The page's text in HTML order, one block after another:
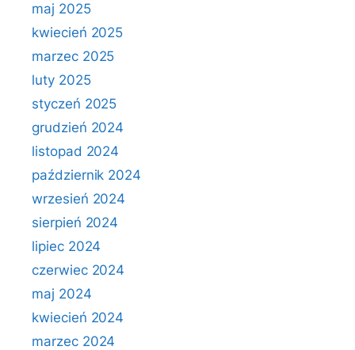
maj 2025
kwiecień 2025
marzec 2025
luty 2025
styczeń 2025
grudzień 2024
listopad 2024
październik 2024
wrzesień 2024
sierpień 2024
lipiec 2024
czerwiec 2024
maj 2024
kwiecień 2024
marzec 2024